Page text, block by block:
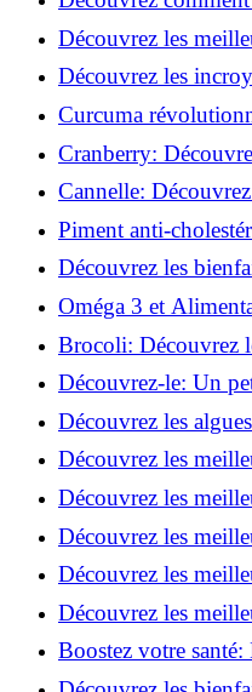
des virus hivernaux !
Découvrez les
soulager règles,
Découvrez les
comestibles !
Curcuma
incroyables bienfaits
Cranberry:
canneberge!
Cannelle:
votre santé!
Piment anti-
aliment peut
Découvrez les
santé dès
Oméga 3 et
Bienfaits de la
Brocoli: Découvrez
votre santé!
Découvrez-le: Un
végétal
Découvrez les
la mer!
Découvrez les
Novembre: Boostez
Découvrez les
décembre: Boostez
Découvrez les
Janvier: Boostez
Découvrez les
Février: Boostez
Découvrez les
consommer en Mars!
Boostez votre
maximiser les